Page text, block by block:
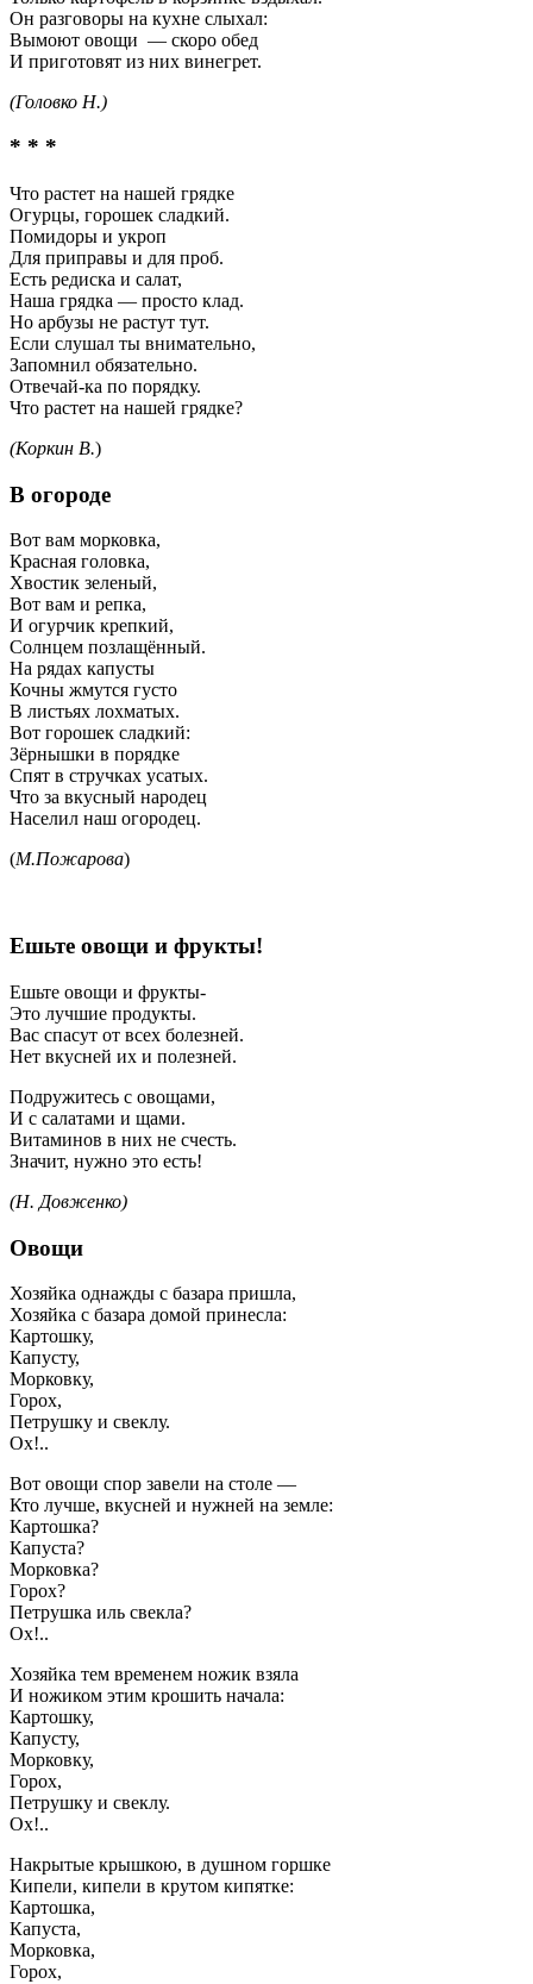
Он разговоры на кухне слыхал:
Вымоют овощи — скоро обед
И приготовят из них винегрет.
(Головко Н.)
* * *
Что растет на нашей грядке
Огурцы, горошек сладкий.
Помидоры и укроп
Для приправы и для проб.
Есть редиска и салат,
Наша грядка — просто клад.
Но арбузы не растут тут.
Если слушал ты внимательно,
Запомнил обязательно.
Отвечай-ка по порядку.
Что растет на нашей грядке?
(Коркин В.)
В огороде
Вот вам морковка,
Красная головка,
Хвостик зеленый,
Вот вам и репка,
И огурчик крепкий,
Солнцем позлащённый.
На рядах капусты
Кочны жмутся густо
В листьях лохматых.
Вот горошек сладкий:
Зёрнышки в порядке
Спят в стручках усатых.
Что за вкусный народец
Населил наш огородец.
(М.Пожарова)
Ешьте овощи и фрукты!
Ешьте овощи и фрукты-
Это лучшие продукты.
Вас спасут от всех болезней.
Нет вкусней их и полезней.
Подружитесь с овощами,
И с салатами и щами.
Витаминов в них не счесть.
Значит, нужно это есть!
(Н. Довженко)
Овощи
Хозяйка однажды с базара пришла,
Хозяйка с базара домой принесла:
Картошку,
Капусту,
Морковку,
Горох,
Петрушку и свеклу.
Ох!..
Вот овощи спор завели на столе —
Кто лучше, вкусней и нужней на земле:
Картошка?
Капуста?
Морковка?
Горох?
Петрушка иль свекла?
Ох!..
Хозяйка тем временем ножик взяла
И ножиком этим крошить начала:
Картошку,
Капусту,
Морковку,
Горох,
Петрушку и свеклу.
Ох!..
Накрытые крышкою, в душном горшке
Кипели, кипели в крутом кипятке:
Картошка,
Капуста,
Морковка,
Горох,